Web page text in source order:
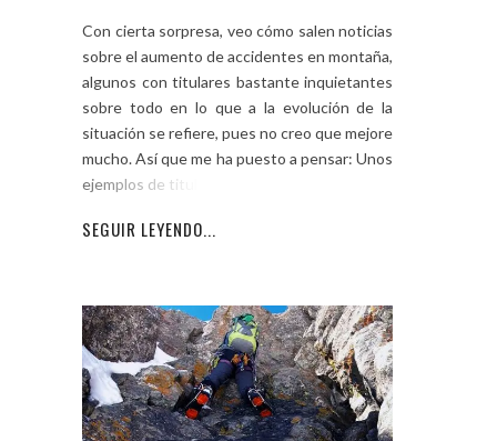
Con cierta sorpresa, veo cómo salen noticias
sobre el aumento de accidentes en montaña,
algunos con titulares bastante inquietantes
sobre todo en lo que a la evolución de la
situación se refiere, pues no creo que mejore
mucho. Así que me ha puesto a pensar: Unos
ejemplos de titulares: El
SEGUIR LEYENDO...